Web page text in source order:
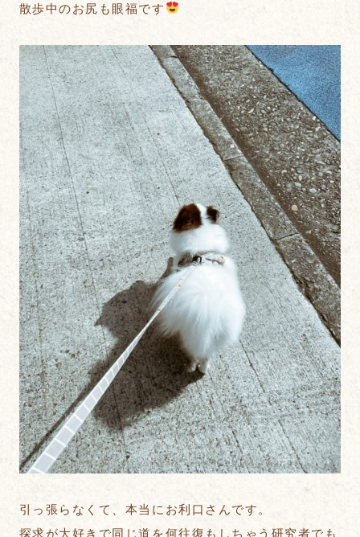
散歩中のお尻も眼福です
引っ張らなくて、本当にお利口さんです。
探求が大好きで同じ道を何往復もしちゃう研究者でも